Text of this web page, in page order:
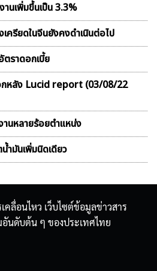
นเพิ่มขึ้นเป็น 3.3%
ครียดในจีนยังคงดำเนินต่อไป
ราดอกเบี้ย
หลัง Lucid report (03/08/22
นหลายร้อยตำแหน่ง
ำมันเพิ่มนิดเดียว
ลื่อนไหว เว็บไซต์ข้อมูลข่าวสาร
อันดับต้น ๆ ของประเทศไทย